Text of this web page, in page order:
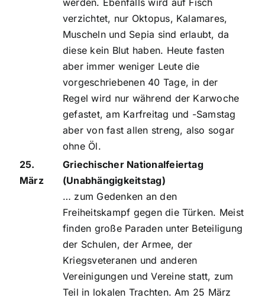
verzichtet, nur Oktopus, Kalamares,
Muscheln und Sepia sind erlaubt, da
diese kein Blut haben. Heute fasten
aber immer weniger Leute die
vorgeschriebenen 40 Tage, in der
Regel wird nur während der Karwoche
gefastet, am Karfreitag und -Samstag
aber von fast allen streng, also sogar
ohne Öl.
25.
März
Griechischer Nationalfeiertag
(Unabhängigkeitstag)
… zum Gedenken an den
Freiheitskampf gegen die Türken. Meist
finden große Paraden unter Beteiligung
der Schulen, der Armee, der
Kriegsveteranen und anderen
Vereinigungen und Vereine statt, zum
Teil in lokalen Trachten. Am 25 März